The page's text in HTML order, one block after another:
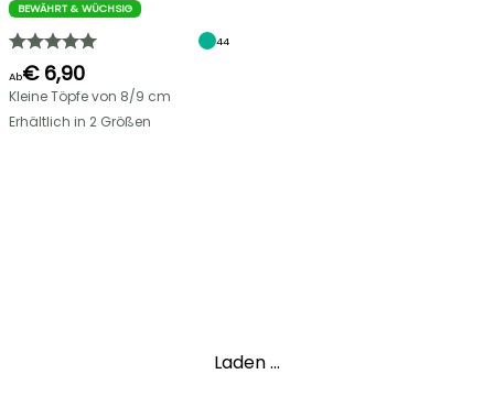
BEWÄHRT & WÜCHSIG
44
Ab€ 6,90
Kleine Töpfe von 8/9 cm
Erhältlich in 2 Größen
Laden ...